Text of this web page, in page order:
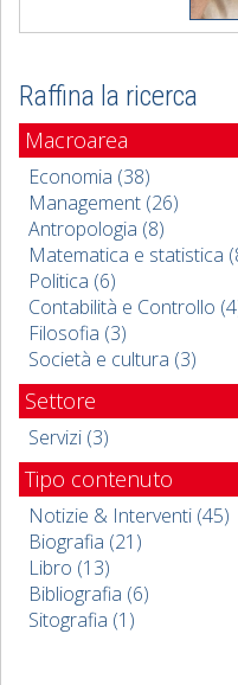
Raffina la ricerca
Macroarea
Economia (38)
Management (26)
Antropologia (8)
Matematica e statistica
Politica (6)
Contabilità e Controllo
Filosofia (3)
Società e cultura (3)
Settore
Servizi (3)
Tipo contenuto
Notizie & Interventi (45)
Biografia (21)
Libro (13)
Bibliografia (6)
Sitografia (1)